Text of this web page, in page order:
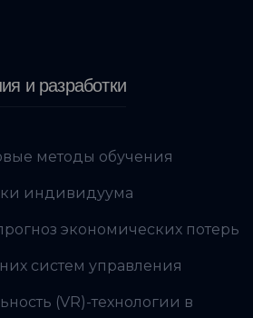
и разработки
методы обучения
индивидуума
экономических потерь
систем управления
(VR)-технологии в